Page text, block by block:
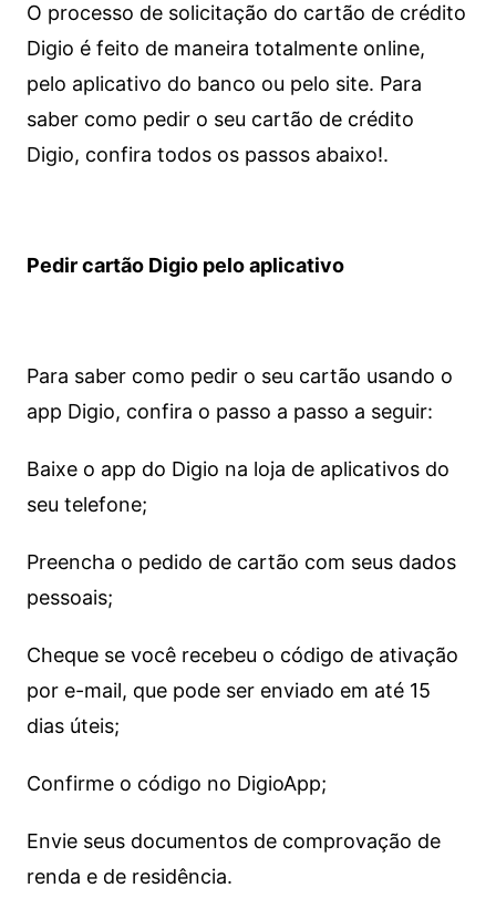
O processo de solicitação do cartão de crédito
Digio é feito de maneira totalmente online,
pelo aplicativo do banco ou pelo site. Para
saber como pedir o seu cartão de crédito
Digio, confira todos os passos abaixo!.
Pedir cartão Digio pelo aplicativo
Para saber como pedir o seu cartão usando o
app Digio, confira o passo a passo a seguir:
Baixe o app do Digio na loja de aplicativos do
seu telefone;
Preencha o pedido de cartão com seus dados
pessoais;
Cheque se você recebeu o código de ativação
por e-mail, que pode ser enviado em até 15
dias úteis;
Confirme o código no DigioApp;
Envie seus documentos de comprovação de
renda e de residência.